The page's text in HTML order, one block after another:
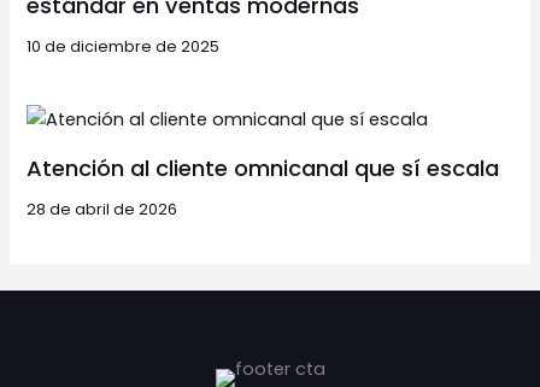
10 de diciembre de 2025
Atención al cliente omnicanal que sí escala
28 de abril de 2026